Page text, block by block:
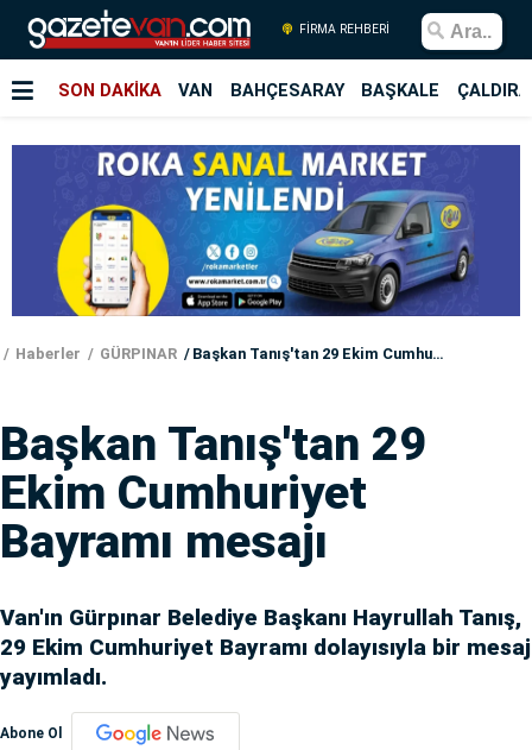
FİRMA REHBERİ
SON DAKİKA VAN BAHÇESARAY BAŞKALE
Haberler GÜRPINAR Başkan Tanış'tan 29 Ekim Cumhuriyet Bayramı mesajı
Başkan Tanış'tan 29
Ekim Cumhuriyet
Bayramı mesajı
Van'ın Gürpınar Belediye Başkanı Hayrullah Tanış,
29 Ekim Cumhuriyet Bayramı dolayısıyla bir mesaj
yayımladı.
Abone Ol